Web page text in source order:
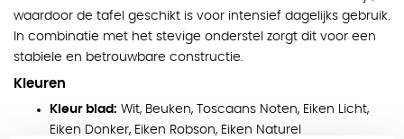
waardoor de tafel geschikt is voor intensief dagelijks gebruik.
In combinatie met het stevige onderstel zorgt dit voor een
stabiele en betrouwbare constructie.
Kleuren
Kleur blad: Wit, Beuken, Toscaans Noten, Eiken Licht,
Eiken Donker, Eiken Robson, Eiken Naturel